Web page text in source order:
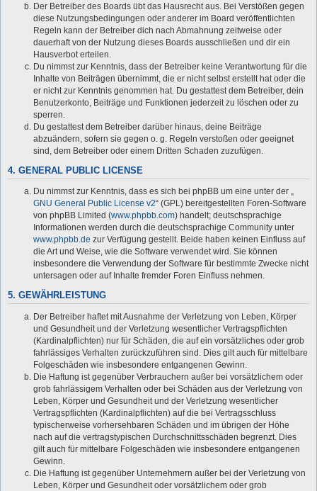
Der Betreiber des Boards übt das Hausrecht aus. Bei Verstößen gegen
diese Nutzungsbedingungen oder anderer im Board veröffentlichten
Regeln kann der Betreiber dich nach Abmahnung zeitweise oder
dauerhaft von der Nutzung dieses Boards ausschließen und dir ein
Hausverbot erteilen.
Du nimmst zur Kenntnis, dass der Betreiber keine Verantwortung für die
Inhalte von Beiträgen übernimmt, die er nicht selbst erstellt hat oder die
er nicht zur Kenntnis genommen hat. Du gestattest dem Betreiber, dein
Benutzerkonto, Beiträge und Funktionen jederzeit zu löschen oder zu
sperren.
Du gestattest dem Betreiber darüber hinaus, deine Beiträge
abzuändern, sofern sie gegen o. g. Regeln verstoßen oder geeignet
sind, dem Betreiber oder einem Dritten Schaden zuzufügen.
4. GENERAL PUBLIC LICENSE
Du nimmst zur Kenntnis, dass es sich bei phpBB um eine unter der „
GNU General Public License v2“ (GPL) bereitgestellten Foren-Software
von phpBB Limited (www.phpbb.com) handelt; deutschsprachige
Informationen werden durch die deutschsprachige Community unter
www.phpbb.de zur Verfügung gestellt. Beide haben keinen Einfluss auf
die Art und Weise, wie die Software verwendet wird. Sie können
insbesondere die Verwendung der Software für bestimmte Zwecke nicht
untersagen oder auf Inhalte fremder Foren Einfluss nehmen.
5. GEWÄHRLEISTUNG
Der Betreiber haftet mit Ausnahme der Verletzung von Leben, Körper
und Gesundheit und der Verletzung wesentlicher Vertragspflichten
(Kardinalpflichten) nur für Schäden, die auf ein vorsätzliches oder grob
fahrlässiges Verhalten zurückzuführen sind. Dies gilt auch für mittelbare
Folgeschäden wie insbesondere entgangenen Gewinn.
Die Haftung ist gegenüber Verbrauchern außer bei vorsätzlichem oder
grob fahrlässigem Verhalten oder bei Schäden aus der Verletzung von
Leben, Körper und Gesundheit und der Verletzung wesentlicher
Vertragspflichten (Kardinalpflichten) auf die bei Vertragsschluss
typischerweise vorhersehbaren Schäden und im übrigen der Höhe
nach auf die vertragstypischen Durchschnittsschäden begrenzt. Dies
gilt auch für mittelbare Folgeschäden wie insbesondere entgangenen
Gewinn.
Die Haftung ist gegenüber Unternehmern außer bei der Verletzung von
Leben, Körper und Gesundheit oder vorsätzlichem oder grob